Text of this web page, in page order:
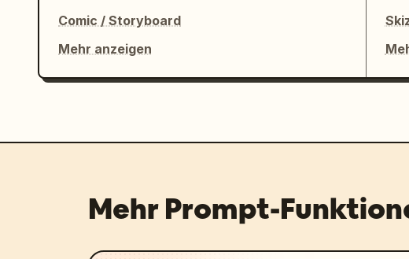
Comic / Storyboard
Mehr anzeigen
Mehr Prompt-